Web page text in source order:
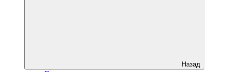
Назад